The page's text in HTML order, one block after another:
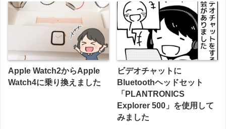
Apple Watch2からApple
Watch4に乗り換えました
ビデオチャットに
Bluetoothヘッドセット
「PLANTRONICS
Explorer 500」を使用して
みました